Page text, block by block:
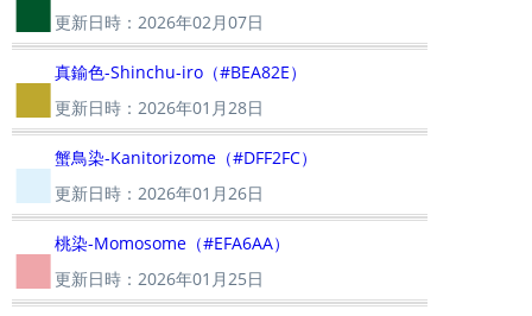
更新日時：2026年02月07日
■真鍮色-Shinchu-iro（#BEA82E）
更新日時：2026年01月28日
■ 蟹鳥染-Kanitorizome（#DFF2FC）
更新日時：2026年01月26日
■桃染-Momosome（#EFA6AA）
更新日時：2026年01月25日